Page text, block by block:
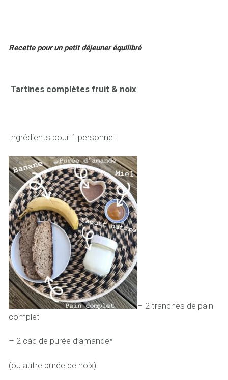
Recette pour un petit déjeuner équilibré
Tartines complètes fruit & noix
Ingrédients pour 1 personne :
– 2 tranches de pain
complet
– 2 càc de purée d’amande*
(ou autre purée de noix)